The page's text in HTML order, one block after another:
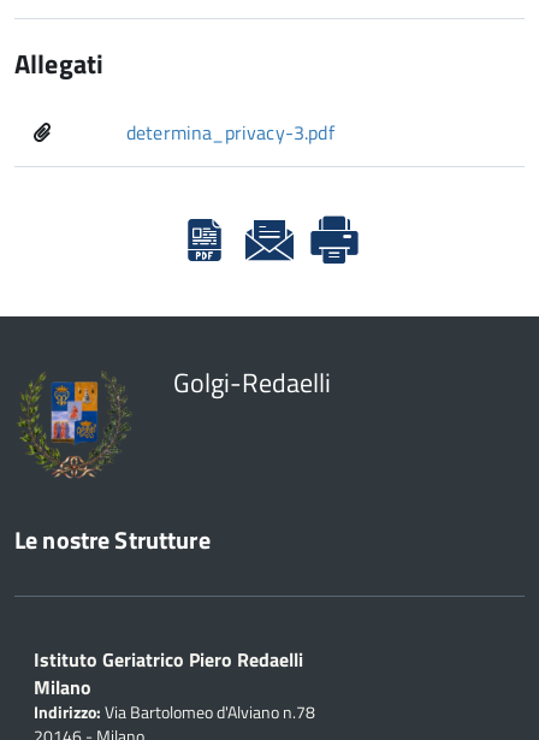
Allegati
determina_privacy-3.pdf
Golgi-Redaelli
Le nostre Strutture
Istituto Geriatrico Piero Redaelli
Milano
Indirizzo:Via Bartolomeo d'Alviano n.78